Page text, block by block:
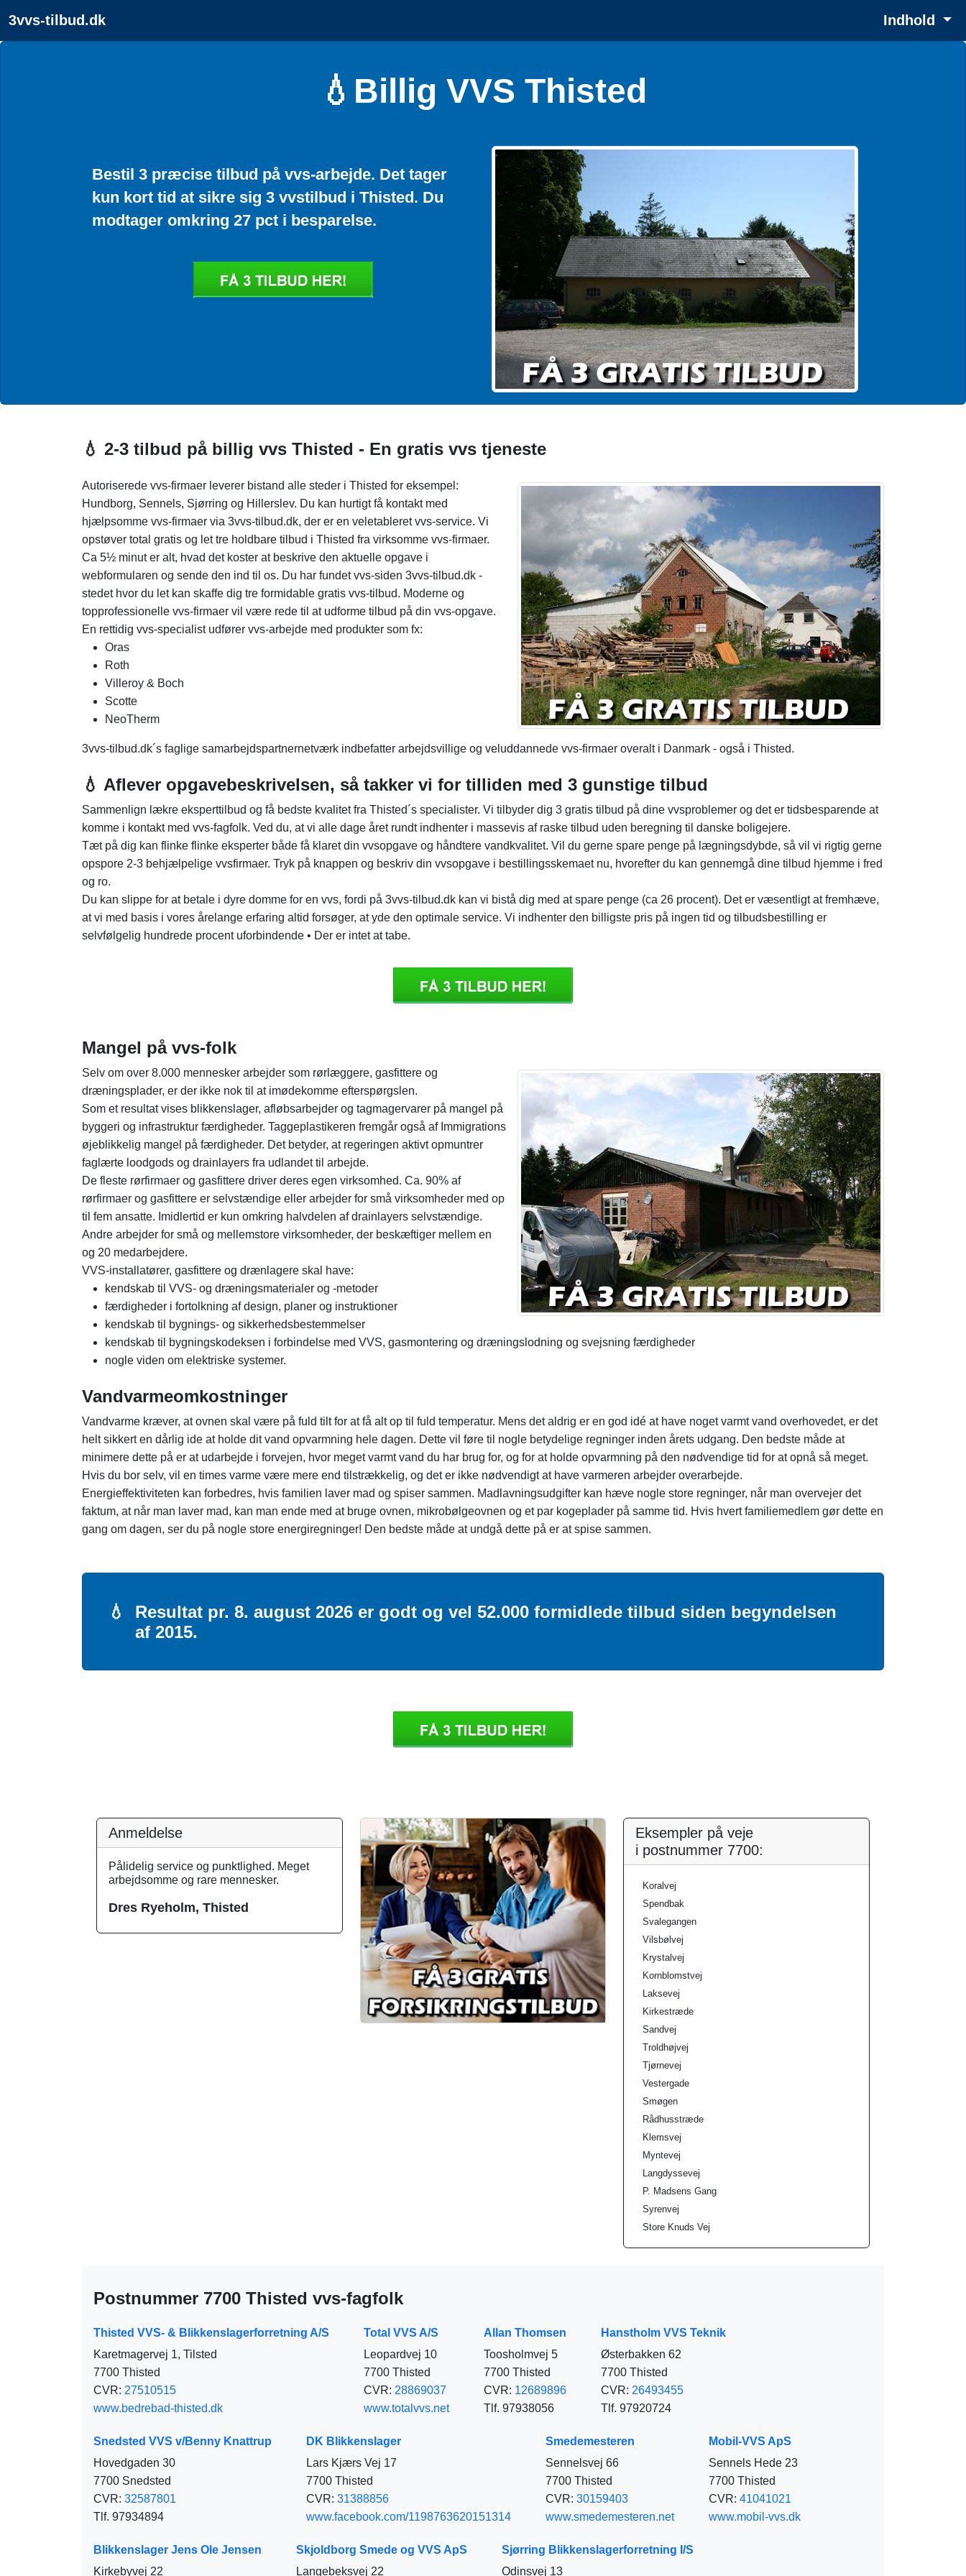
3vvs-tilbud.dk Indhold
💧Billig VVS Thisted
Bestil 3 præcise tilbud på vvs-arbejde. Det tager
kun kort tid at sikre sig 3 vvstilbud i Thisted. Du
modtager omkring 27 pct i besparelse.
💧 2-3 tilbud på billig vvs Thisted - En gratis vvs tjeneste
Autoriserede vvs-firmaer leverer bistand alle steder i Thisted for eksempel:
Hundborg, Sennels, Sjørring og Hillerslev. Du kan hurtigt få kontakt med
hjælpsomme vvs-firmaer via 3vvs-tilbud.dk, der er en veletableret vvs-service. Vi
opstøver total gratis og let tre holdbare tilbud i Thisted fra virksomme vvs-firmaer.
Ca 5½ minut er alt, hvad det koster at beskrive den aktuelle opgave i
webformularen og sende den ind til os. Du har fundet vvs-siden 3vvs-tilbud.dk -
stedet hvor du let kan skaffe dig tre formidable gratis vvs-tilbud. Moderne og
topprofessionelle vvs-firmaer vil være rede til at udforme tilbud på din vvs-opgave.
En rettidig vvs-specialist udfører vvs-arbejde med produkter som fx:
Oras
Roth
Villeroy & Boch
Scotte
NeoTherm
3vvs-tilbud.dk´s faglige samarbejdspartnernetværk indbefatter arbejdsvillige og veluddannede vvs-firmaer overalt i Danmark - også i Thisted.
💧 Aflever opgavebeskrivelsen, så takker vi for tilliden med 3 gunstige tilbud
Sammenlign lækre eksperttilbud og få bedste kvalitet fra Thisted´s specialister. Vi tilbyder dig 3 gratis tilbud på dine vvsproblemer og det er tidsbesparende at
komme i kontakt med vvs-fagfolk. Ved du, at vi alle dage året rundt indhenter i massevis af raske tilbud uden beregning til danske boligejere.
Tæt på dig kan flinke flinke eksperter både få klaret din vvsopgave og håndtere vandkvalitet. Vil du gerne spare penge på lægningsdybde, så vil vi rigtig gerne
opspore 2-3 behjælpelige vvsfirmaer. Tryk på knappen og beskriv din vvsopgave i bestillingsskemaet nu, hvorefter du kan gennemgå dine tilbud hjemme i fred
og ro.
Du kan slippe for at betale i dyre domme for en vvs, fordi på 3vvs-tilbud.dk kan vi bistå dig med at spare penge (ca 26 procent). Det er væsentligt at fremhæve,
at vi med basis i vores årelange erfaring altid forsøger, at yde den optimale service. Vi indhenter den billigste pris på ingen tid og tilbudsbestilling er
selvfølgelig hundrede procent uforbindende • Der er intet at tabe.
Mangel på vvs-folk
Selv om over 8.000 mennesker arbejder som rørlæggere, gasfittere og
dræningsplader, er der ikke nok til at imødekomme efterspørgslen.
Som et resultat vises blikkenslager, afløbsarbejder og tagmagervarer på mangel på
byggeri og infrastruktur færdigheder. Taggeplastikeren fremgår også af Immigrations
øjeblikkelig mangel på færdigheder. Det betyder, at regeringen aktivt opmuntrer
faglærte loodgods og drainlayers fra udlandet til arbejde.
De fleste rørfirmaer og gasfittere driver deres egen virksomhed. Ca. 90% af
rørfirmaer og gasfittere er selvstændige eller arbejder for små virksomheder med op
til fem ansatte. Imidlertid er kun omkring halvdelen af ​​drainlayers selvstændige.
Andre arbejder for små og mellemstore virksomheder, der beskæftiger mellem en
og 20 medarbejdere.
VVS-installatører, gasfittere og drænlagere skal have:
kendskab til VVS- og dræningsmaterialer og -metoder
færdigheder i fortolkning af design, planer og instruktioner
kendskab til bygnings- og sikkerhedsbestemmelser
kendskab til bygningskodeksen i forbindelse med VVS, gasmontering og dræningslodning og svejsning færdigheder
nogle viden om elektriske systemer.
Vandvarmeomkostninger
Vandvarme kræver, at ovnen skal være på fuld tilt for at få alt op til fuld temperatur. Mens det aldrig er en god idé at have noget varmt vand overhovedet, er det
helt sikkert en dårlig ide at holde dit vand opvarmning hele dagen. Dette vil føre til nogle betydelige regninger inden årets udgang. Den bedste måde at
minimere dette på er at udarbejde i forvejen, hvor meget varmt vand du har brug for, og for at holde opvarmning på den nødvendige tid for at opnå så meget.
Hvis du bor selv, vil en times varme være mere end tilstrækkelig, og det er ikke nødvendigt at have varmeren arbejder overarbejde.
Energieffektiviteten kan forbedres, hvis familien laver mad og spiser sammen. Madlavningsudgifter kan hæve nogle store regninger, når man overvejer det
faktum, at når man laver mad, kan man ende med at bruge ovnen, mikrobølgeovnen og et par kogeplader på samme tid. Hvis hvert familiemedlem gør dette en
gang om dagen, ser du på nogle store energiregninger! Den bedste måde at undgå dette på er at spise sammen.
💧 Resultat pr. 8. august 2026 er godt og vel 52.000 formidlede tilbud siden begyndelsen
af 2015.
Anmeldelse
Pålidelig service og punktlighed. Meget
arbejdsomme og rare mennesker.
Dres Ryeholm, Thisted
Eksempler på veje
i postnummer 7700:
Koralvej
Spendbak
Svalegangen
Vilsbølvej
Krystalvej
Kornblomstvej
Laksevej
Kirkestræde
Sandvej
Troldhøjvej
Tjørnevej
Vestergade
Smøgen
Rådhusstræde
Klemsvej
Myntevej
Langdyssevej
P. Madsens Gang
Syrenvej
Store Knuds Vej
Postnummer 7700 Thisted vvs-fagfolk
Thisted VVS- & Blikkenslagerforretning A/S
Karetmagervej 1, Tilsted
7700 Thisted
CVR: 27510515
www.bedrebad-thisted.dk
Total VVS A/S
Leopardvej 10
7700 Thisted
CVR: 28869037
www.totalvvs.net
Allan Thomsen
Toosholmvej 5
7700 Thisted
CVR: 12689896
Tlf. 97938056
Hanstholm VVS Teknik
Østerbakken 62
7700 Thisted
CVR: 26493455
Tlf. 97920724
Snedsted VVS v/Benny Knattrup
Hovedgaden 30
7700 Snedsted
CVR: 32587801
Tlf. 97934894
DK Blikkenslager
Lars Kjærs Vej 17
7700 Thisted
CVR: 31388856
www.facebook.com/1198763620151314
Smedemesteren
Sennelsvej 66
7700 Thisted
CVR: 30159403
www.smedemesteren.net
Mobil-VVS ApS
Sennels Hede 23
7700 Thisted
CVR: 41041021
www.mobil-vvs.dk
Blikkenslager Jens Ole Jensen
Kirkebyvej 22
Skjoldborg Smede og VVS ApS
Langebeksvej 22
Sjørring Blikkenslagerforretning I/S
Odinsvej 13